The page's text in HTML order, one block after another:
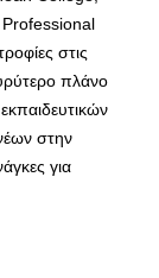
στις
πλάνο
στην
για